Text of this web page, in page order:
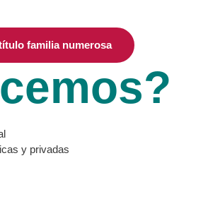
familia numerosa
y privadas